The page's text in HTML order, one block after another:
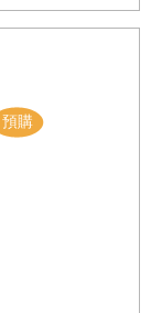
主義者……
個人默默逞